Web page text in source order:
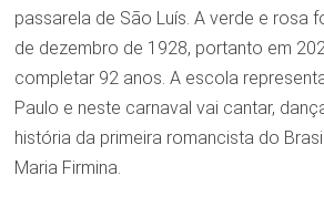
passarela de São Luís. A verde e rosa
de dezembro de 1928, portanto em
completar 92 anos. A escola
Paulo e neste carnaval vai cantar,
história da primeira romancista do
Maria Firmina.